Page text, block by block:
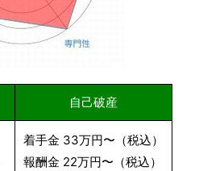
自己破産
着手金 33万円〜（税込）
報酬金 22万円〜（税込）